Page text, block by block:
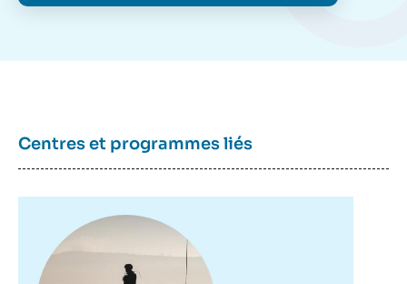
Centres et programmes liés
principale
stratégique », Études, Focus Stratégique,
Ifri, 13 septembre 2013.